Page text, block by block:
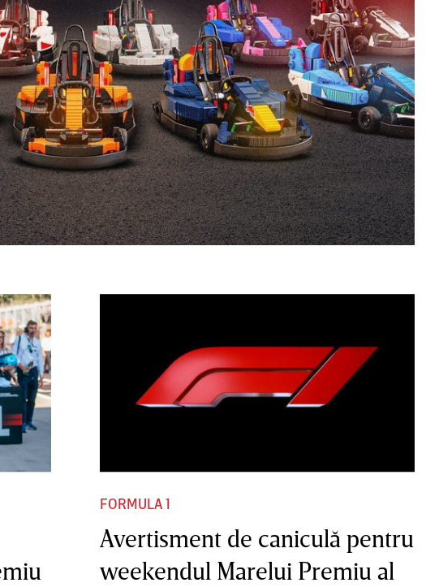
FORMULA 1
Avertisment de caniculă pentru
weekendul Marelui Premiu al